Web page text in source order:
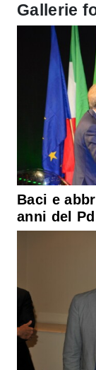
Gallerie
Baci e
anni del